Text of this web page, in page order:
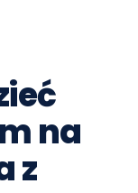
na
z